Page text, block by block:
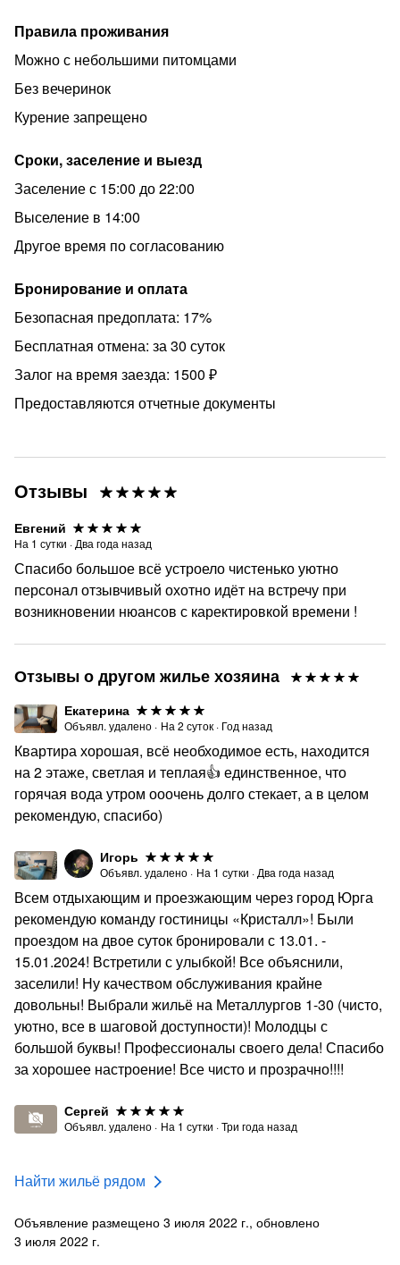
Правила проживания
Можно с небольшими питомцами
Без вечеринок
Курение запрещено
Сроки, заселение и выезд
Заселение с 15:00 до 22:00
Выселение в 14:00
Другое время по согласованию
Бронирование и оплата
Безопасная предоплата: 17%
Бесплатная отмена: за 30 суток
Залог на время заезда: 1500 ₽
Предоставляются отчетные документы
Отзывы
Евгений
На 1 сутки · Два года назад
Спасибо большое всё устроело чистенько уютно
персонал отзывчивый охотно идёт на встречу при
возникновении нюансов с каректировкой времени !
Отзывы о другом жилье хозяина
Екатерина
Объявл. удалено · На 2 суток · Год назад
Квартира хорошая, всё необходимое есть, находится
на 2 этаже, светлая и теплая👍 единственное, что
горячая вода утром ооочень долго стекает, а в целом
рекомендую, спасибо)
Игорь
Объявл. удалено · На 1 сутки · Два года назад
Всем отдыхающим и проезжающим через город Юрга
рекомендую команду гостиницы «Кристалл»! Были
проездом на двое суток бронировали с 13.01. -
15.01.2024! Встретили с улыбкой! Все объяснили,
заселили! Ну качеством обслуживания крайне
довольны! Выбрали жильё на Металлургов 1-30 (чисто,
уютно, все в шаговой доступности)! Молодцы с
большой буквы! Профессионалы своего дела! Спасибо
за хорошее настроение! Все чисто и прозрачно!!!!
Сергей
Объявл. удалено · На 1 сутки ·Три года назад
Найти жильё рядом
Объявление размещено 3 июля 2022 г., обновлено
3 июля 2022 г.